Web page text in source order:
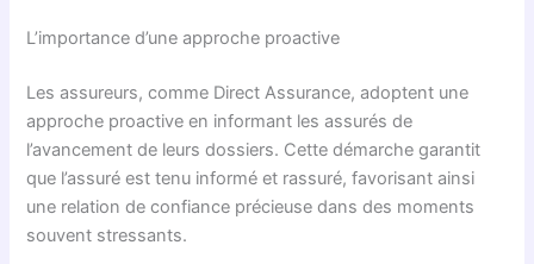
L’importance d’une approche proactive
Les assureurs, comme Direct Assurance, adoptent une
approche proactive en informant les assurés de
l’avancement de leurs dossiers. Cette démarche garantit
que l’assuré est tenu informé et rassuré, favorisant ainsi
une relation de confiance précieuse dans des moments
souvent stressants.